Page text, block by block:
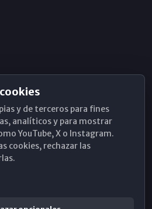
y de terceros para fines
analíticos y para mostrar
YouTube, X o Instagram.
cookies, rechazar las